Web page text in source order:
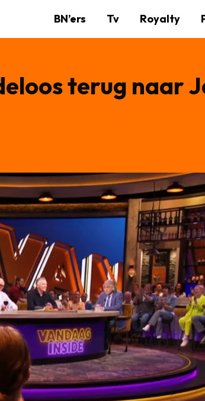
BN’ers Tv Royalty
terug naar